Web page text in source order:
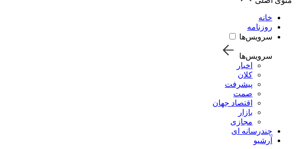
خانه
روزنامه
سرویس‌ها
سرویس‌ها
اخبار
کلان
پیشرفت
صمت
اقتصاد جهان
بازار
مجازی
چندرسانه ای
آرشیو